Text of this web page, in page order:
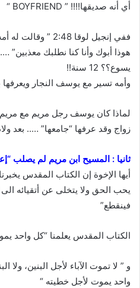
أي أنه صديقها!!!! ” BOYFRIEND “
ففي إنجيل لوقا 2:48
هوذا أبوك وأنا كنا نطلبك معذبين”
يسوع؟؟ 12 سنة!!
وأمه تسير مع يوسف النجار ويعرفها
لماذا كان يوسف رجل مريم مع مريم
زواج وقد عرفها “جامعها” ….. بعد
ثانيا : المسيح ابن مريم لم يصلب
يحب الحق ولا يتخلى عن أتقيائه
فينقطع”
الكتاب المقدس يعلمنا “كل واحد
و ” لا تموت الآباء لأجل البنين، ولا
واحد يموت لأجل خطيته “